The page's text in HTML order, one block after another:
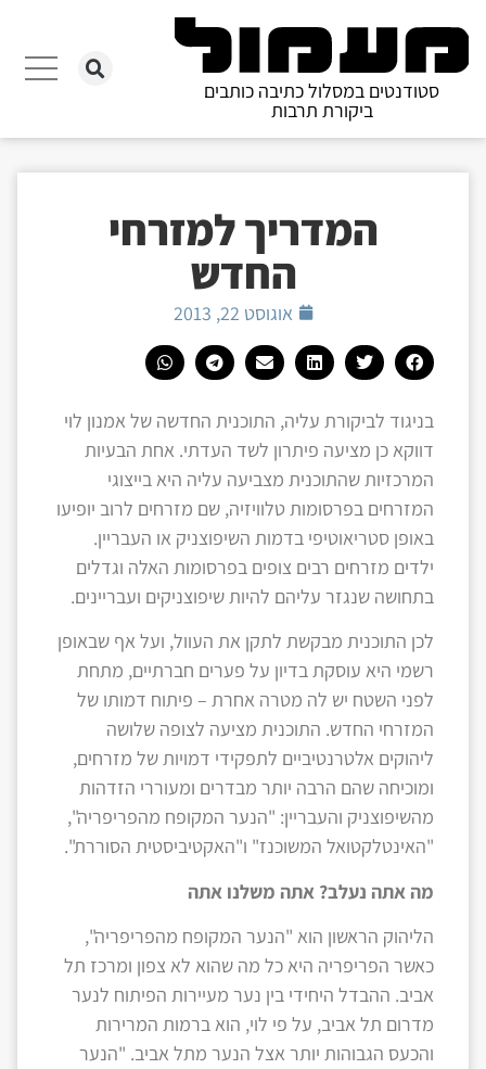
סטודנטים במסלול כתיבה כותבים
ביקורת תרבות
המדריך למזרחי
החדש
אוגוסט 22, 2013
בניגוד לביקורת עליה, התוכנית החדשה של אמנון לוי
דווקא כן מציעה פיתרון לשד העדתי. אחת הבעיות
המרכזיות שהתוכנית מצביעה עליה היא בייצוגי
המזרחים בפרסומות טלוויזיה, שם מזרחים לרוב יופיעו
באופן סטריאוטיפי בדמות השיפוצניק או העבריין.
ילדים מזרחים רבים צופים בפרסומות האלה וגדלים
בתחושה שנגזר עליהם להיות שיפוצניקים ועבריינים.
לכן התוכנית מבקשת לתקן את העוול, ועל אף שבאופן
רשמי היא עוסקת בדיון על פערים חברתיים, מתחת
לפני השטח יש לה מטרה אחרת – פיתוח דמותו של
המזרחי החדש. התוכנית מציעה לצופה שלושה
ליהוקים אלטרנטיביים לתפקידי דמויות של מזרחים,
ומוכיחה שהם הרבה יותר מבדרים ומעוררי הזדהות
מהשיפוצניק והעבריין: "הנער המקופח מהפריפריה",
"האינטלקטואל המשוכנז" ו"האקטיביסטית הסוררת".
מה אתה נעלב? אתה משלנו אתה
הליהוק הראשון הוא "הנער המקופח מהפריפריה",
כאשר הפריפריה היא כל מה שהוא לא צפון ומרכז תל
אביב. ההבדל היחידי בין נער מעיירות הפיתוח לנער
מדרום תל אביב, על פי לוי, הוא ברמות המרירות
והכעס הגבוהות יותר אצל הנער מתל אביב. "הנער